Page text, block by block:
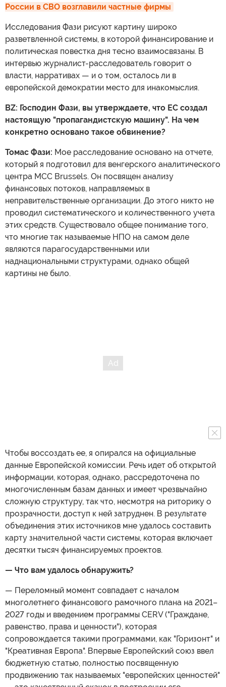
России в СВО возглавили частные фирмы
Исследования Фази рисуют картину широко
разветвленной системы, в которой финансирование и
политическая повестка дня тесно взаимосвязаны. В
интервью журналист-расследователь говорит о
власти, нарративах — и о том, осталось ли в
европейской демократии место для инакомыслия.
BZ: Господин Фази, вы утверждаете, что ЕС создал
настоящую "пропагандистскую машину". На чем
конкретно основано такое обвинение?
Томас Фази: Мое расследование основано на отчете,
который я подготовил для венгерского аналитического
центра MCC Brussels. Он посвящен анализу
финансовых потоков, направляемых в
неправительственные организации. До этого никто не
проводил систематического и количественного учета
этих средств. Существовало общее понимание того,
что многие так называемые НПО на самом деле
являются парагосударственными или
наднациональными структурами, однако общей
картины не было.
Чтобы воссоздать ее, я опирался на официальные
данные Европейской комиссии. Речь идет об открытой
информации, которая, однако, рассредоточена по
многочисленным базам данных и имеет чрезвычайно
сложную структуру, так что, несмотря на риторику о
прозрачности, доступ к ней затруднен. В результате
объединения этих источников мне удалось составить
карту значительной части системы, которая включает
десятки тысяч финансируемых проектов.
— Что вам удалось обнаружить?
— Переломный момент совпадает с началом
многолетнего финансового рамочного плана на 2021–
2027 годы и введением программы CERV ("Граждане,
равенство, права и ценности"), которая
сопровождается такими программами, как "Горизонт" и
"Креативная Европа". Впервые Европейский союз ввел
бюджетную статью, полностью посвященную
продвижению так называемых "европейских ценностей"